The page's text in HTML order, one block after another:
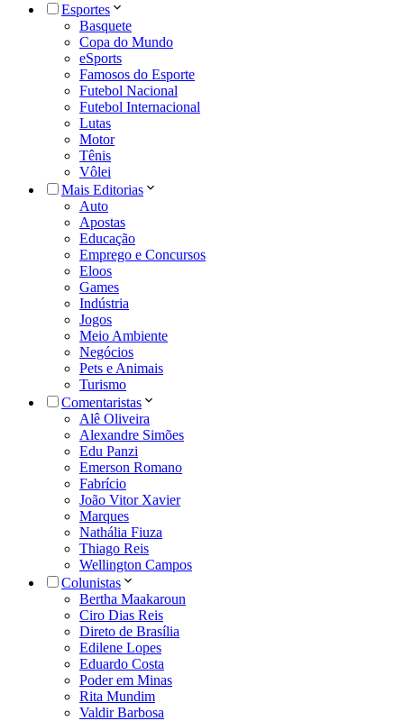
Esportes
Basquete
Copa do Mundo
eSports
Famosos do Esporte
Futebol Nacional
Futebol Internacional
Lutas
Motor
Tênis
Vôlei
Mais Editorias
Auto
Apostas
Educação
Emprego e Concursos
Eloos
Games
Indústria
Jogos
Meio Ambiente
Negócios
Pets e Animais
Turismo
Comentaristas
Alê Oliveira
Alexandre Simões
Edu Panzi
Emerson Romano
Fabrício
João Vitor Xavier
Marques
Nathália Fiuza
Thiago Reis
Wellington Campos
Colunistas
Bertha Maakaroun
Ciro Dias Reis
Direto de Brasília
Edilene Lopes
Eduardo Costa
Poder em Minas
Rita Mundim
Valdir Barbosa